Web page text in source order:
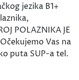
jezika B1+
POLAZNIKA JE
Vas na
puta SUP-a tel.